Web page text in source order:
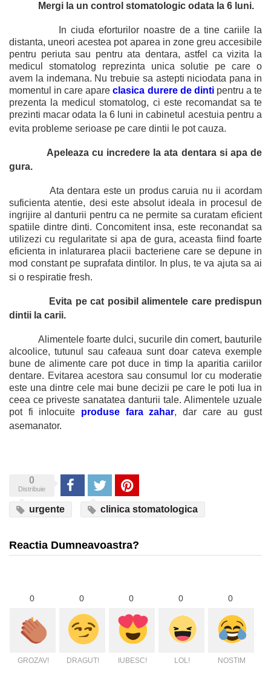
Mergi la un control stomatologic odata la 6 luni.
In ciuda eforturilor noastre de a tine cariile la
distanta, uneori acestea pot aparea in zone greu accesibile
pentru periuta sau pentru ata dentara, astfel ca vizita la
medicul stomatolog reprezinta unica solutie pe care o
avem la indemana. Nu trebuie sa astepti niciodata pana in
momentul in care apareclasica durere de dintipentru a te
prezenta la medicul stomatolog, ci este recomandat sa te
prezinti macar odata la 6 luni in cabinetul acestuia pentru a
evita probleme serioase pe care dintii le pot cauza.
Apeleaza cu incredere la ata dentara si apa de
gura.
Ata dentara este un produs caruia nu ii acordam
suficienta atentie, desi este absolut ideala in procesul de
ingrijire al danturii pentru ca ne permite sa curatam eficient
spatiile dintre dinti. Concomitent insa, este reconandat sa
utilizezi cu regularitate si apa de gura, aceasta fiind foarte
eficienta in inlaturarea placii bacteriene care se depune in
mod constant pe suprafata dintilor. In plus, te va ajuta sa ai
si o respiratie fresh.
Evita pe cat posibil alimentele care predispun
dintii la carii.
Alimentele foarte dulci, sucurile din comert, bauturile
alcoolice, tutunul sau cafeaua sunt doar cateva exemple
bune de alimente care pot duce in timp la aparitia cariilor
dentare. Evitarea acestora sau consumul lor cu moderatie
este una dintre cele mai bune decizii pe care le poti lua in
ceea ce priveste sanatatea danturii tale.Alimentele uzuale
pot fi inlocuite produse fara zahar, dar care au gust
asemanator.
0
Distribuie Share Tweet Pinterest
urgente clinica stomatologica
Reactia Dumneavoastra?
0
GROZAV!
0
DRAGUT!
0
IUBESC!
0
LOL!
0
NOSTIM